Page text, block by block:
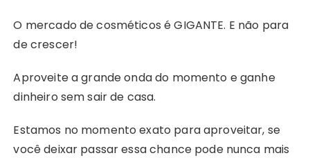
O mercado de cosméticos é GIGANTE. E não para
de crescer!
Aproveite a grande onda do momento e ganhe
dinheiro sem sair de casa.
Estamos no momento exato para aproveitar, se
você deixar passar essa chance pode nunca mais